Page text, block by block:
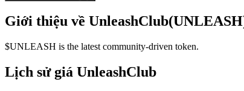
Giới thiệu về
$UNLEASH is the latest community-driven token.
Lịch sử giá UnleashClub